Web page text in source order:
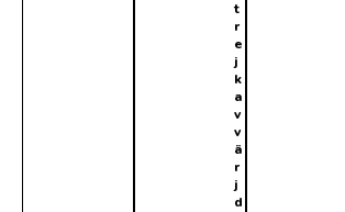
t
r
e
j
k
a
v
v
ä
r
j
d